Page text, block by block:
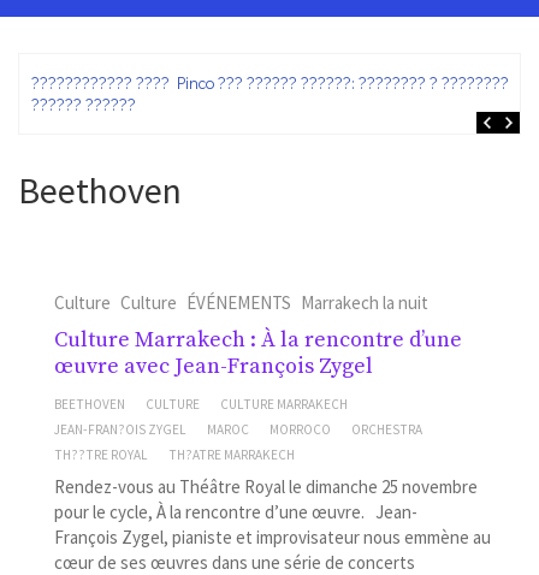
???????????? ???? Pinco ??? ?????? ??????: ???????? ? ???????? ?
?????? ??????
Beethoven
Culture Culture ÉVÉNEMENTS Marrakech la nuit
Culture Marrakech : À la rencontre d’une
œuvre avec Jean-François Zygel
BEETHOVEN CULTURE
CULTURE MARRAKECH
JEAN-FRAN?OIS ZYGEL
MAROC MORROCO
ORCHESTRA
TH??TRE ROYAL
TH?ATRE MARRAKECH
Rendez-vous au Théâtre Royal le dimanche 25 novembre
pour le cycle, À la rencontre d’une œuvre. Jean-
François Zygel, pianiste et improvisateur nous emmène au
cœur de ses œuvres dans une série de concerts